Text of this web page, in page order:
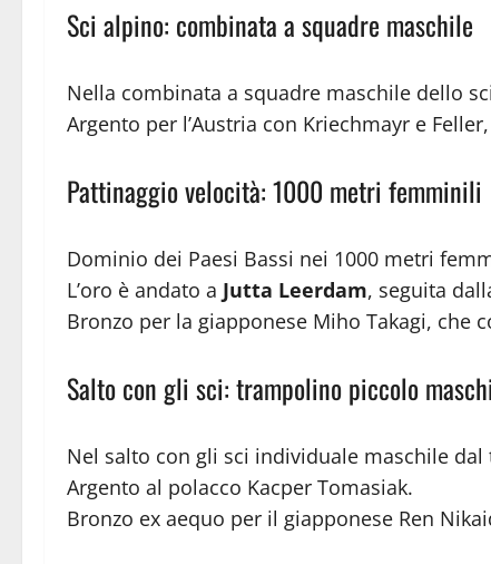
Sci alpino: combinata a squadre maschile
Nella combinata a squadre maschile dello
Argento per l’Austria con Kriechmayr e
Pattinaggio velocità: 1000 metri femminili
Dominio dei Paesi Bassi nei 1000 metri
L’oro è andato a Jutta Leerdam, seguita
Bronzo per la giapponese Miho Takagi,
Salto con gli sci: trampolino piccolo
Nel salto con gli sci individuale maschile
Argento al polacco Kacper Tomasiak.
Bronzo ex aequo per il giapponese Ren